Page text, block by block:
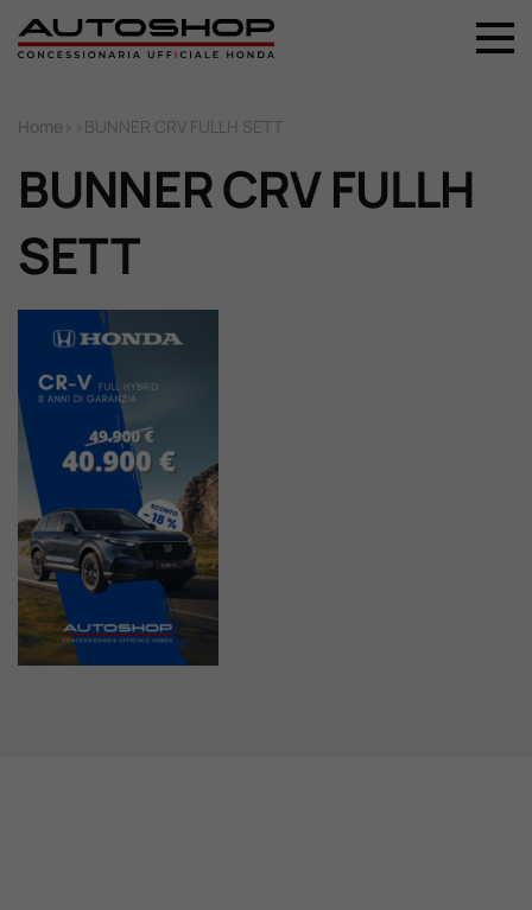
+39 044 496 5556
Home
Nuovo
Usato
Promozioni
Assistenza
Ricambi
Valuta Il Tuo Usato
Mondo Honda
Home > > BUNNER CRV FULLH SETT
BUNNER CRV FULLH
SETT